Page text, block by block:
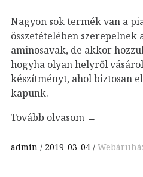
Nagyon sok termék van a
összetételében szerepelnek
aminosavak, de akkor
hogyha olyan helyről
készítményt, ahol biztosan
kapunk.
Tovább olvasom →
admin 2019-03-04